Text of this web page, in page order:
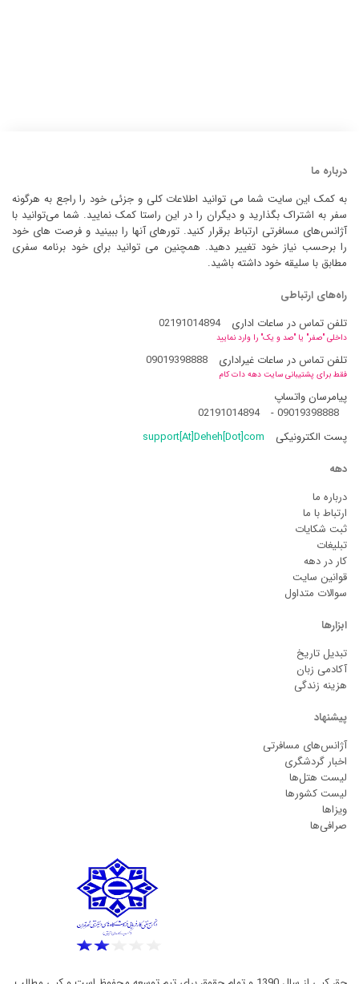
درباره ما
به کمک این سایت شما می توانید اطلاعات کلی و جزئی خود را راجع به هرگونه
سفر به اشتراک بگذارید و دیگران را در این راستا کمک نمایید. شما می‌توانید با
آژانس‌های مسافرتی ارتباط برقرار کنید. تورهای آنها را ببینید و فرصت های خود
را برحسب نیاز خود تغییر دهید. همچنین می توانید برای خود برنامه سفری
مطابق با سلیقه خود داشته باشید.
راه‌های ارتباطی
تلفن تماس در ساعات اداری
02191014894
داخلی "صفر" یا "صد و یک" را وارد نمایید
تلفن تماس در ساعات غیراداری 09019398888
فقط برای پشتیبانی سایت دهه دات کام
پیامرسان واتساپ
09019398888
-
02191014894
پست الکترونیکی
support[At]Deheh[Dot]com
دهه
درباره ما
ارتباط با ما
ثبت شکایات
تبلیغات
کار در دهه
قوانین سایت
سوالات متداول
ابزارها
تبدیل تاریخ
آکادمی زبان
هزینه زندگی
پیشنهاد
آژانس‌های مسافرتی
اخبار گردشگری
لیست هتل‌ها
لیست کشورها
ویزاها
صرافی‌ها